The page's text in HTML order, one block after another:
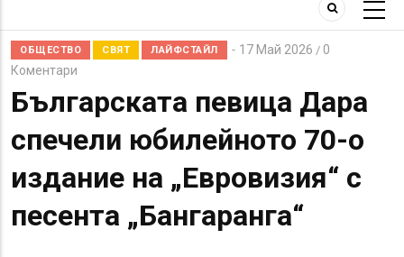
ОБЩЕСТВО СВЯТ ЛАЙФСТАЙЛ 17 Май 2026 / 0
Коментари
Българската певица Дара
спечели юбилейното 70-о
издание на „Евровизия“ с
песента „Бангаранга“